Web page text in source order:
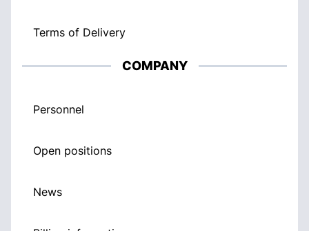
Terms of Delivery
COMPANY
Personnel
Open positions
News